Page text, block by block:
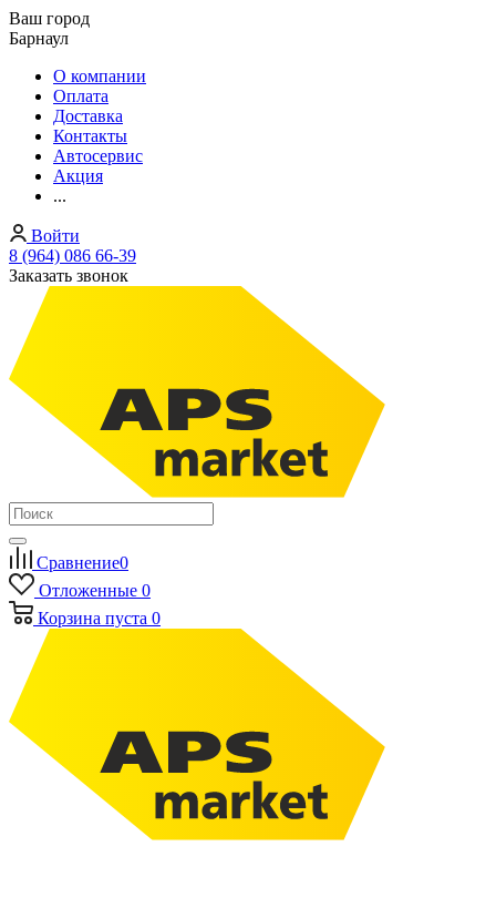
Ваш город
Барнаул
О компании
Оплата
Доставка
Контакты
Автосервис
Акция
...
Войти
8 (964) 086 66-39
Заказать звонок
Сравнение0
Отложенные 0
Корзина пуста 0